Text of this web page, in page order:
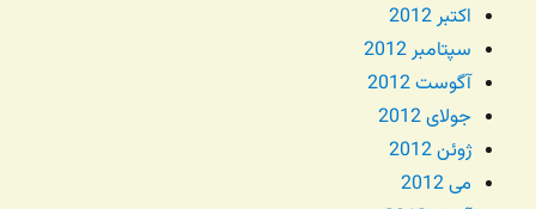
اکتبر 2012
سپتامبر 2012
آگوست 2012
جولای 2012
ژوئن 2012
می 2012